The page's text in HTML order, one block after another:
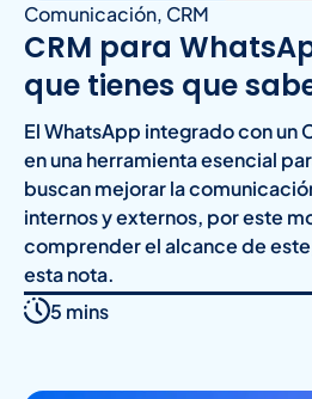
Comunicación, CRM
CRM para
que tienes que
El WhatsApp integrado con un
en una herramienta esencial
buscan mejorar la
internos y externos, por este
comprender el alcance de
esta nota.
5 mins